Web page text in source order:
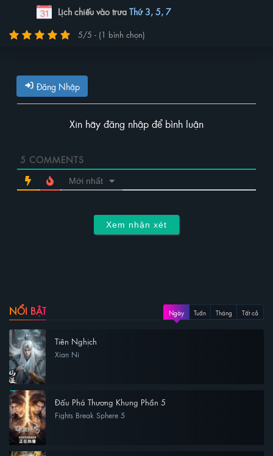
Tập 8
Lịch chiếu vào trưa Thứ 3, 5, 7
5/5 - (1 bình chọn)
Đăng Nhập
Xin hãy đăng nhập để bình luận
5 COMMENTS
Mới nhất
Xem nhận xét
NỔI BẬT Ngày Tuần Tháng Tất cả
Tiên Nghịch
Xian Ni
Đấu Phá Thương Khung Phần 5
Fights Break Sphere 5